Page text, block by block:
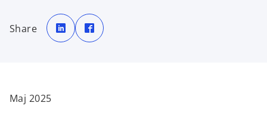
Share
o
p
e
n
p
e
Maj 2025